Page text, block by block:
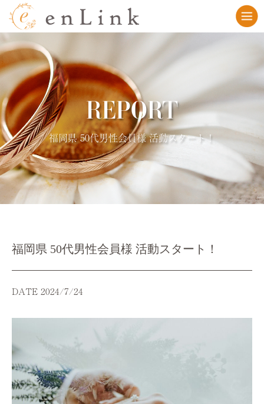
REPORT
福岡県 50代男性会員様 活動スタート！
福岡県 50代男性会員様 活動スタート！
DATE 2024/7/24